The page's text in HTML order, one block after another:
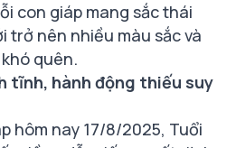
con giáp mang sắc thái
trở nên nhiều màu sắc và
quên.
tĩnh, hành động thiếu suy
hôm nay 17/8/2025, Tuổi